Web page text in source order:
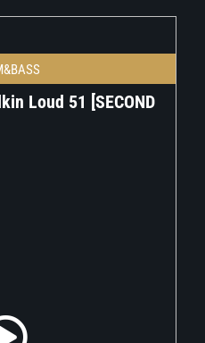
Loud 51 [SECOND